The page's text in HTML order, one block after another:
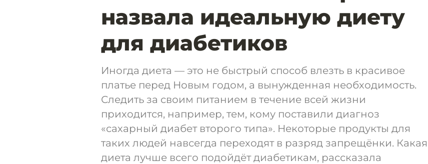
назвала идеальную диету
для диабетиков
Иногда диета — это не быстрый способ влезть в красивое
платье перед Новым годом, а вынужденная необходимость.
Следить за своим питанием в течение всей жизни
приходится, например, тем, кому поставили диагноз
«сахарный диабет второго типа». Некоторые продукты для
таких людей навсегда переходят в разряд запрещёнки. Какая
диета лучше всего подойдёт диабетикам, рассказала